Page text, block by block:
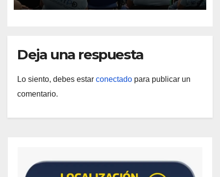
Deja una respuesta
Lo siento, debes estar conectado para publicar un
comentario.